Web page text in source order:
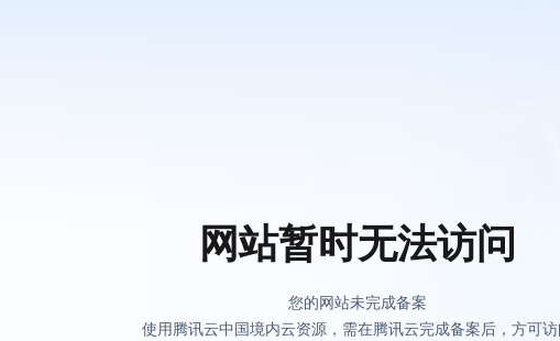
网站暂时无法访问
您的网站未完成备案
使用腾讯云中国境内云资源，需在腾讯云完成备案后，方可